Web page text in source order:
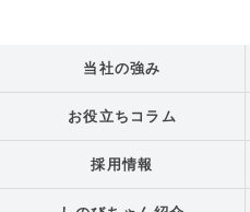
当社の強み
お役立ちコラム
採用情報